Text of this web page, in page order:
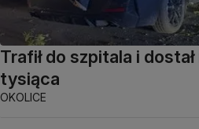
Trafił do szpitala i
tysiąca
OKOLICE